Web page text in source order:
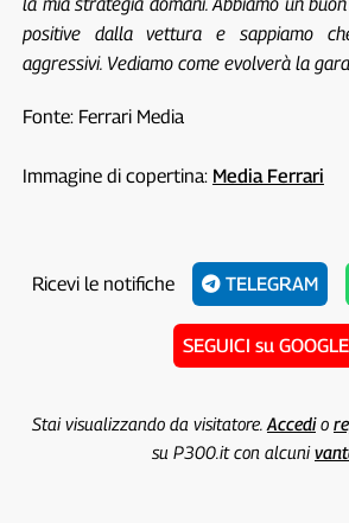
positive dalla vettura e sappiamo
aggressivi. Vediamo come evolverà la
Fonte: Ferrari Media
Immagine di copertina: Media Ferrari
Ricevi le notifiche TELEGRAM
SEGUICI su GOOGLE
Stai visualizzando da visitatore. Accedio
su P300.it con alcuni